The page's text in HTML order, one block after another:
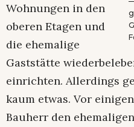
Wohnungen in den
oberen Etagen und
die ehemalige
Gaststätte
einrichten. Allerdings
kaum etwas. Vor
Bauherr den